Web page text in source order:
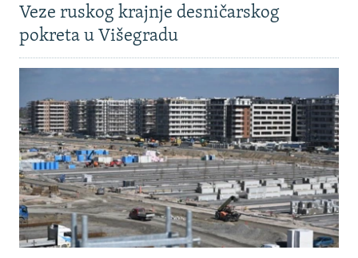
Veze ruskog krajnje desničarskog
pokreta u Višegradu